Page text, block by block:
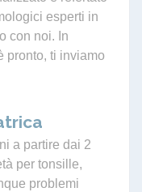
esperti in
con noi. In
pronto, ti inviamo
a partire dai 2
per tonsille,
problemi